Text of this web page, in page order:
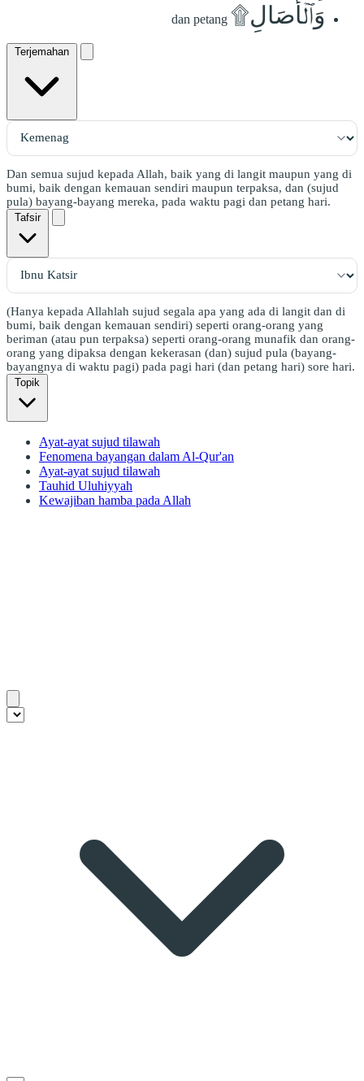
وَٱلۡأٓصَالِ۩ dan petang
Terjemahan
Dan semua sujud kepada Allah, baik yang di langit maupun yang di
bumi, baik dengan kemauan sendiri maupun terpaksa, dan (sujud
pula) bayang-bayang mereka, pada waktu pagi dan petang hari.
Tafsir
(Hanya kepada Allahlah sujud segala apa yang ada di langit dan di
bumi, baik dengan kemauan sendiri) seperti orang-orang yang
beriman (atau pun terpaksa) seperti orang-orang munafik dan orang-
orang yang dipaksa dengan kekerasan (dan) sujud pula (bayang-
bayangnya di waktu pagi) pada pagi hari (dan petang hari) sore hari.
Topik
Ayat-ayat sujud tilawah
Fenomena bayangan dalam Al-Qur'an
Ayat-ayat sujud tilawah
Tauhid Uluhiyyah
Kewajiban hamba pada Allah